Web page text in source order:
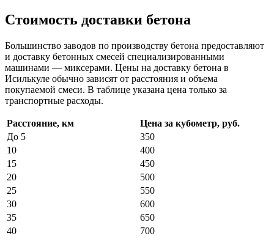
Стоимость доставки бетона
Большинство заводов по производству бетона предоставляют
и доставку бетонных смесей специализированными
машинами — миксерами. Цены на доставку бетона в
Исилькуле обычно зависят от расстояния и объема
покупаемой смеси. В таблице указана цена только за
транспортные расходы.
Расстояние, км
Цена за кубометр, руб.
До 5
350
10
400
15
450
20
500
25
550
30
600
35
650
40
700